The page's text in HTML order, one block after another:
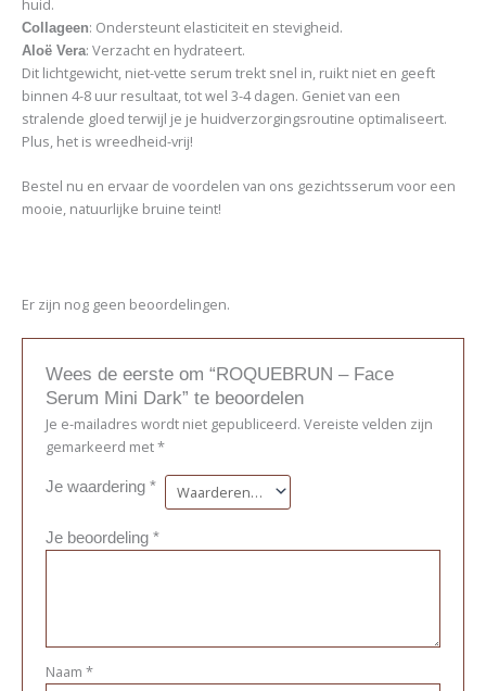
huid.
Collageen: Ondersteunt elasticiteit en stevigheid.
Aloë Vera: Verzacht en hydrateert.
Dit lichtgewicht, niet-vette serum trekt snel in, ruikt niet en geeft
binnen 4-8 uur resultaat, tot wel 3-4 dagen. Geniet van een
stralende gloed terwijl je je huidverzorgingsroutine optimaliseert.
Plus, het is wreedheid-vrij!
Bestel nu en ervaar de voordelen van ons gezichtsserum voor een
mooie, natuurlijke bruine teint!
Er zijn nog geen beoordelingen.
Wees de eerste om “ROQUEBRUN – Face
Serum Mini Dark” te beoordelen
Je e-mailadres wordt niet gepubliceerd. Vereiste velden zijn
gemarkeerd met*
Je waardering *
Je beoordeling *
Naam *